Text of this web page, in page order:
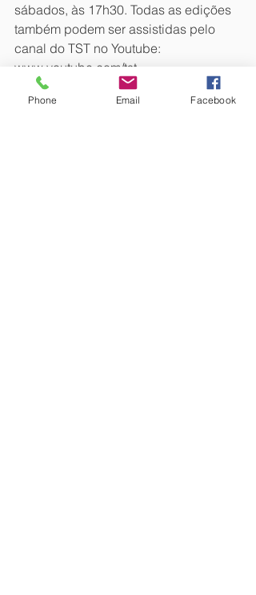
sábados, às 17h30. Todas as edições
também podem ser assistidas pelo
canal do TST no Youtube:
www.youtube.com/tst.
Fonte: TST NOTÍCIAS
Phone Email Facebook